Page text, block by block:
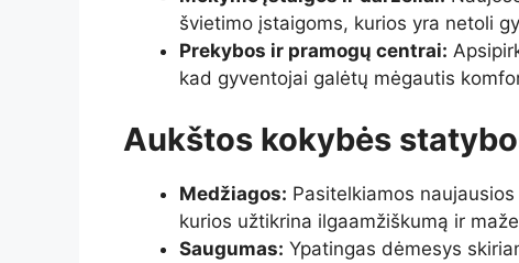
švietimo įstaigoms, kurios yra netoli
Prekybos ir pramogų centrai:
kad gyventojai galėtų mėgautis
Aukštos kokybės
Medžiagos: Pasitelkiamos
kurios užtikrina ilgaamžiškumą ir
Saugumas: Ypatingas dėmesys